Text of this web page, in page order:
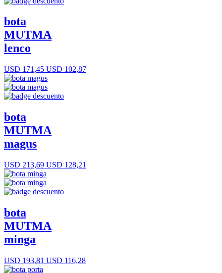
bota
MUTMA
lenco
USD 171,45 USD 102,87
bota
MUTMA
magus
USD 213,69 USD 128,21
bota
MUTMA
minga
USD 193,81 USD 116,28